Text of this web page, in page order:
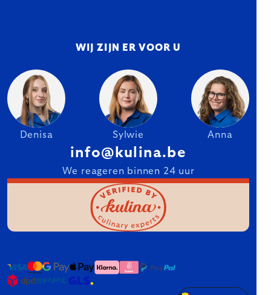
WIJ ZIJN ER VOOR U
Denisa Sylwie Anna
info@kulina.be
We reageren binnen 24 uur